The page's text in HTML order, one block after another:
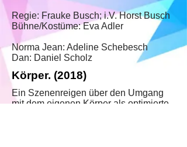
Regie: Frauke Busch; i.V. Horst Busch
Bühne/Kostüme: Eva Adler
Norma Jean: Adeline Schebesch
Dan: Daniel Scholz
Körper. (2018)
Ein Szenenreigen über den Umgang
mit dem eigenen Körper als optimierte